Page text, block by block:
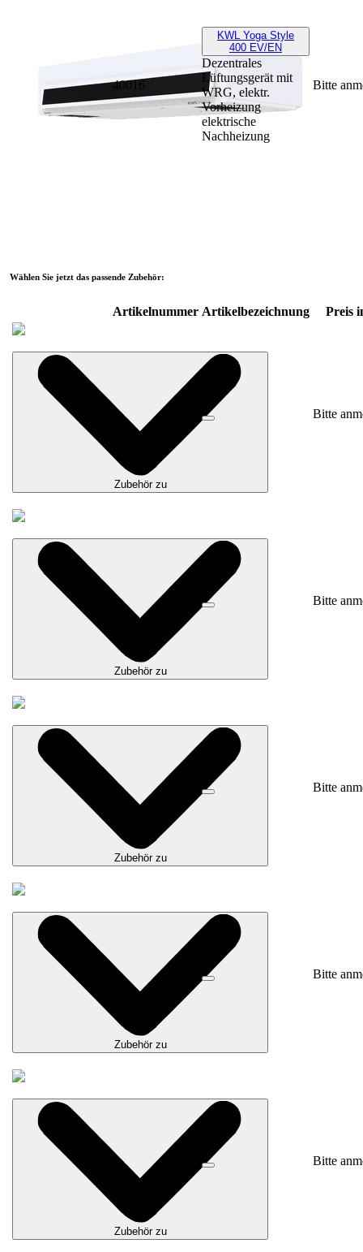
40016
KWL Yoga Style
400 EV/EN
Dezentrales
Lüftungsgerät mit
WRG, elektr.
Vorheizung
elektrische
Nachheizung
Bitte
Wählen Sie jetzt das passende Zubehör:
Artikelnummer Artikelbezeichnung Preis
Zubehör zu
Bitte
Zubehör zu
Bitte
Zubehör zu
Bitte
Zubehör zu
Bitte
Zubehör zu
Bitte